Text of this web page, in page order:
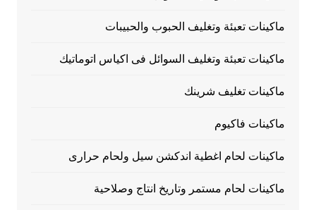
ماكينات تعبئة وتغليف الحبوب والحبيبات
ماكينات تعبئة وتغليف السوائل فى اكياس اتوماتيك
ماكينات تغليف شرينك
ماكينات فاكيوم
ماكينات لحام اغطية اندكشن سيل ولحام حرارى
ماكينات لحام مستمر وتاريخ انتاج وصلاحية